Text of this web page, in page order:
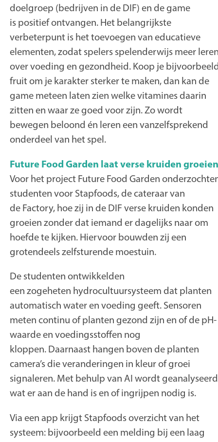
doelgroep (bedrijven in de DIF) en de game
is positief ontvangen. Het belangrijkste
verbeterpunt is het toevoegen van educatieve
elementen, zodat spelers spelenderwijs meer
over voeding en gezondheid. Koop je
fruit om je karakter sterker te maken, dan kan de
game meteen laten zien welke vitamines daarin
zitten en waar ze goed voor zijn. Zo wordt
bewegen beloond én leren een vanzelfsprekend
onderdeel van het spel.
Future Food Garden laat verse kruiden groeien
Voor het project Future Food Garden
studenten voor Stapfoods, de cateraar van
de Factory, hoe zij in de DIF verse kruiden konden
groeien zonder dat iemand er dagelijks naar om
hoefde te kijken. Hiervoor bouwden zij een
grotendeels zelfsturende moestuin.
De studenten ontwikkelden
een zogeheten hydrocultuursysteem dat planten
automatisch water en voeding geeft. Sensoren
meten continu of planten gezond zijn en of de pH-
waarde en voedingsstoffen nog
kloppen. Daarnaast hangen boven de planten
camera’s die veranderingen in kleur of groei
signaleren. Met behulp van AI wordt geanalyseerd
wat er aan de hand is en of ingrijpen nodig is.
Via een app krijgt Stapfoods overzicht van het
systeem: bijvoorbeeld een melding bij een laag